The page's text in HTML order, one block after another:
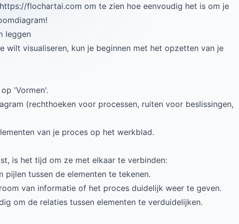
https://flochartai.com om te zien hoe eenvoudig het is om je
leggen
wilt visualiseren, kun je beginnen met het opzetten van je
'Vormen'.
(rechthoeken voor processen, ruiten voor beslissingen,
van je proces op het werkblad.
is het tijd om ze met elkaar te verbinden:
tussen de elementen te tekenen.
van informatie of het proces duidelijk weer te geven.
om de relaties tussen elementen te verduidelijken.